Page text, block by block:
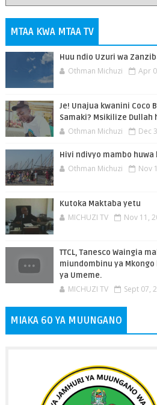
MTAA KWA MTAA TV
Huu ndio Uzuri wa
Othman Michuzi Apr
Je! Unajua kwanini Coco
Samaki? Msikilize Dullah
Othman Michuzi Dec
Hivi ndivyo mambo
Othman Michuzi Nov
Kutoka Maktaba yetu
MICHUZI TV Nov 11,
TTCL, Tanesco Waingia
miundombinu ya
ya Umeme.
MICHUZI TV Sept 07,
MIAKA 60 YA MUUNGANO